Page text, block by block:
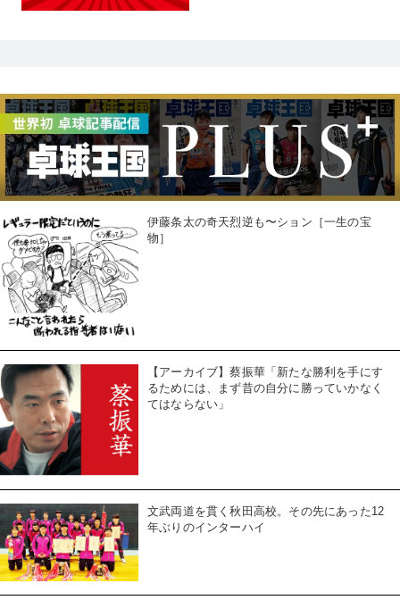
伊藤条太の奇天烈逆も〜ション［一生の宝
物］
【アーカイブ】蔡振華「新たな勝利を手にす
るためには、まず昔の自分に勝っていかなく
てはならない」
文武両道を貫く秋田高校。その先にあった12
年ぶりのインターハイ